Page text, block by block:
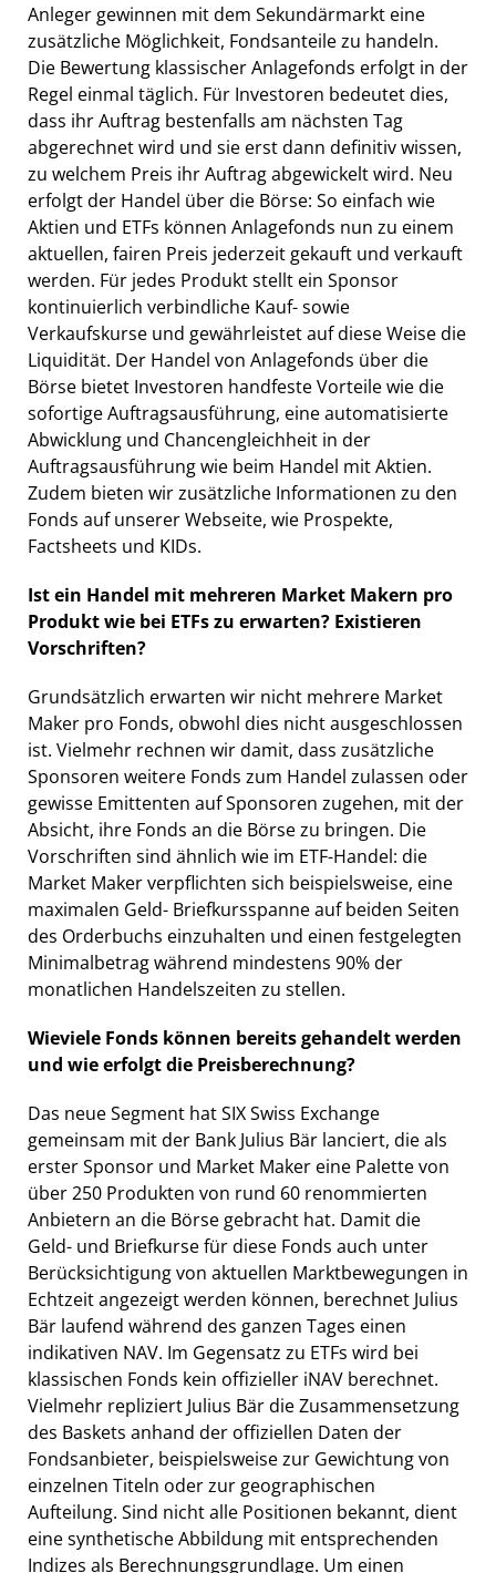
Anleger gewinnen mit dem Sekundärmarkt eine
zusätzliche Möglichkeit, Fondsanteile zu handeln.
Die Bewertung klassischer Anlagefonds erfolgt in der
Regel einmal täglich. Für Investoren bedeutet dies,
dass ihr Auftrag bestenfalls am nächsten Tag
abgerechnet wird und sie erst dann definitiv wissen,
zu welchem Preis ihr Auftrag abgewickelt wird. Neu
erfolgt der Handel über die Börse: So einfach wie
Aktien und ETFs können Anlagefonds nun zu einem
aktuellen, fairen Preis jederzeit gekauft und verkauft
werden. Für jedes Produkt stellt ein Sponsor
kontinuierlich verbindliche Kauf- sowie
Verkaufskurse und gewährleistet auf diese Weise die
Liquidität. Der Handel von Anlagefonds über die
Börse bietet Investoren handfeste Vorteile wie die
sofortige Auftragsausführung, eine automatisierte
Abwicklung und Chancengleichheit in der
Auftragsausführung wie beim Handel mit Aktien.
Zudem bieten wir zusätzliche Informationen zu den
Fonds auf unserer Webseite, wie Prospekte,
Factsheets und KIDs.
Ist ein Handel mit mehreren Market Makern pro
Produkt wie bei ETFs zu erwarten? Existieren
Vorschriften?
Grundsätzlich erwarten wir nicht mehrere Market
Maker pro Fonds, obwohl dies nicht ausgeschlossen
ist. Vielmehr rechnen wir damit, dass zusätzliche
Sponsoren weitere Fonds zum Handel zulassen oder
gewisse Emittenten auf Sponsoren zugehen, mit der
Absicht, ihre Fonds an die Börse zu bringen. Die
Vorschriften sind ähnlich wie im ETF-Handel: die
Market Maker verpflichten sich beispielsweise, eine
maximalen Geld- Briefkursspanne auf beiden Seiten
des Orderbuchs einzuhalten und einen festgelegten
Minimalbetrag während mindestens 90% der
monatlichen Handelszeiten zu stellen.
Wieviele Fonds können bereits gehandelt werden
und wie erfolgt die Preisberechnung?
Das neue Segment hat SIX Swiss Exchange
gemeinsam mit der Bank Julius Bär lanciert, die als
erster Sponsor und Market Maker eine Palette von
über 250 Produkten von rund 60 renommierten
Anbietern an die Börse gebracht hat. Damit die
Geld- und Briefkurse für diese Fonds auch unter
Berücksichtigung von aktuellen Marktbewegungen in
Echtzeit angezeigt werden können, berechnet Julius
Bär laufend während des ganzen Tages einen
indikativen NAV. Im Gegensatz zu ETFs wird bei
klassischen Fonds kein offizieller iNAV berechnet.
Vielmehr repliziert Julius Bär die Zusammensetzung
des Baskets anhand der offiziellen Daten der
Fondsanbieter, beispielsweise zur Gewichtung von
einzelnen Titeln oder zur geographischen
Aufteilung. Sind nicht alle Positionen bekannt, dient
eine synthetische Abbildung mit entsprechenden
Indizes als Berechnungsgrundlage. Um einen